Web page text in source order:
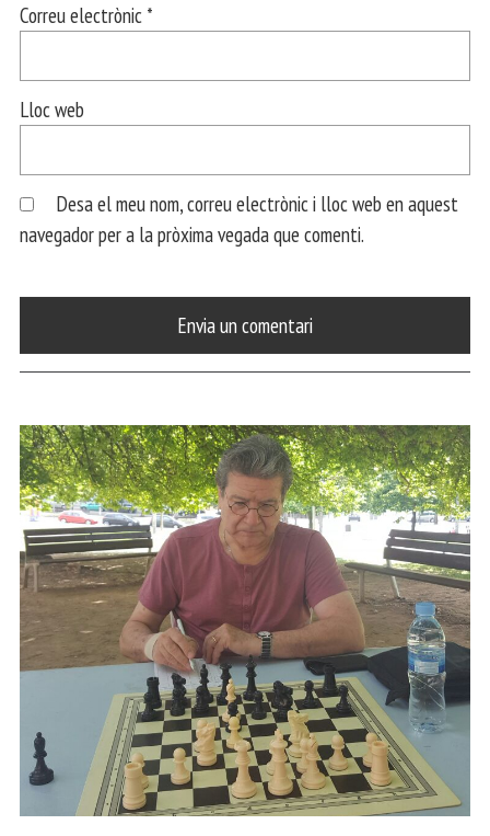
Correu electrònic *
Lloc web
Desa el meu nom, correu electrònic i lloc web en aquest
navegador per a la pròxima vegada que comenti.